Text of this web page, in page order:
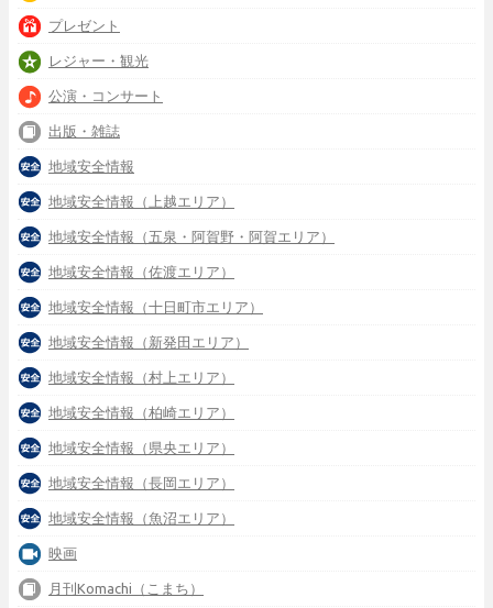
プレゼント
レジャー・観光
公演・コンサート
出版・雑誌
地域安全情報
地域安全情報（上越エリア）
地域安全情報（五泉・阿賀野・阿賀エリア）
地域安全情報（佐渡エリア）
地域安全情報（十日町市エリア）
地域安全情報（新発田エリア）
地域安全情報（村上エリア）
地域安全情報（柏崎エリア）
地域安全情報（県央エリア）
地域安全情報（長岡エリア）
地域安全情報（魚沼エリア）
映画
月刊Komachi（こまち）